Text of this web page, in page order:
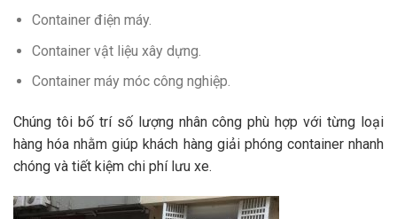
Container điện máy.
Container vật liệu xây dựng.
Container máy móc công nghiệp.
Chúng tôi bố trí số lượng nhân công phù hợp với từng loại
hàng hóa nhằm giúp khách hàng giải phóng container nhanh
chóng và tiết kiệm chi phí lưu xe.